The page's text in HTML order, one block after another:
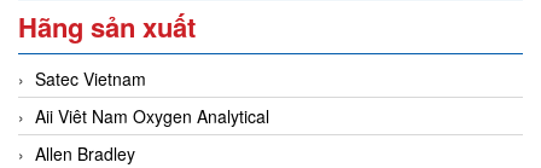
Hãng sản xuất
Satec Vietnam
Aii Viêt Nam Oxygen Analytical
Allen Bradley